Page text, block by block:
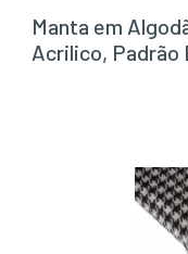
Manta em
Acrilico, Padrão